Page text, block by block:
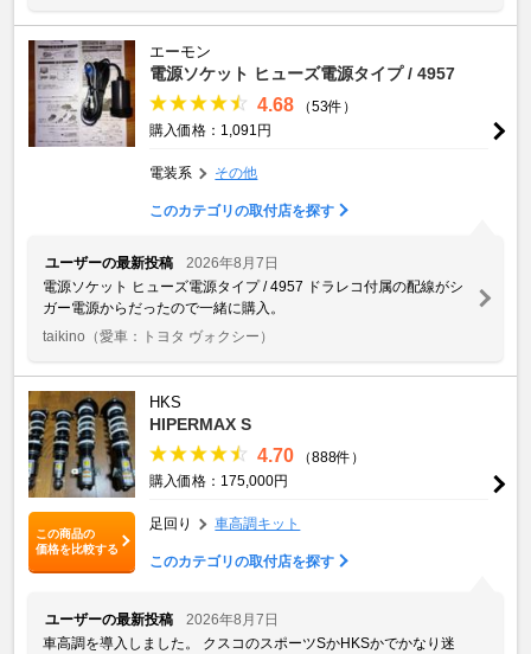
エーモン
電源ソケット ヒューズ電源タイプ / 4957
4.68
（53件）
購入価格：1,091円
電装系 その他
このカテゴリの取付店を探す
ユーザーの最新投稿
2026年8月7日
電源ソケット ヒューズ電源タイプ / 4957 ドラレコ付属の配線がシ
ガー電源からだったので一緒に購入。
taikino （愛車：トヨタ ヴォクシー）
この商品の
価格を比較する
HKS
HIPERMAX S
4.70
（888件）
購入価格：175,000円
足回り 車高調キット
このカテゴリの取付店を探す
ユーザーの最新投稿
2026年8月7日
車高調を導入しました。 クスコのスポーツSかHKSかでかなり迷